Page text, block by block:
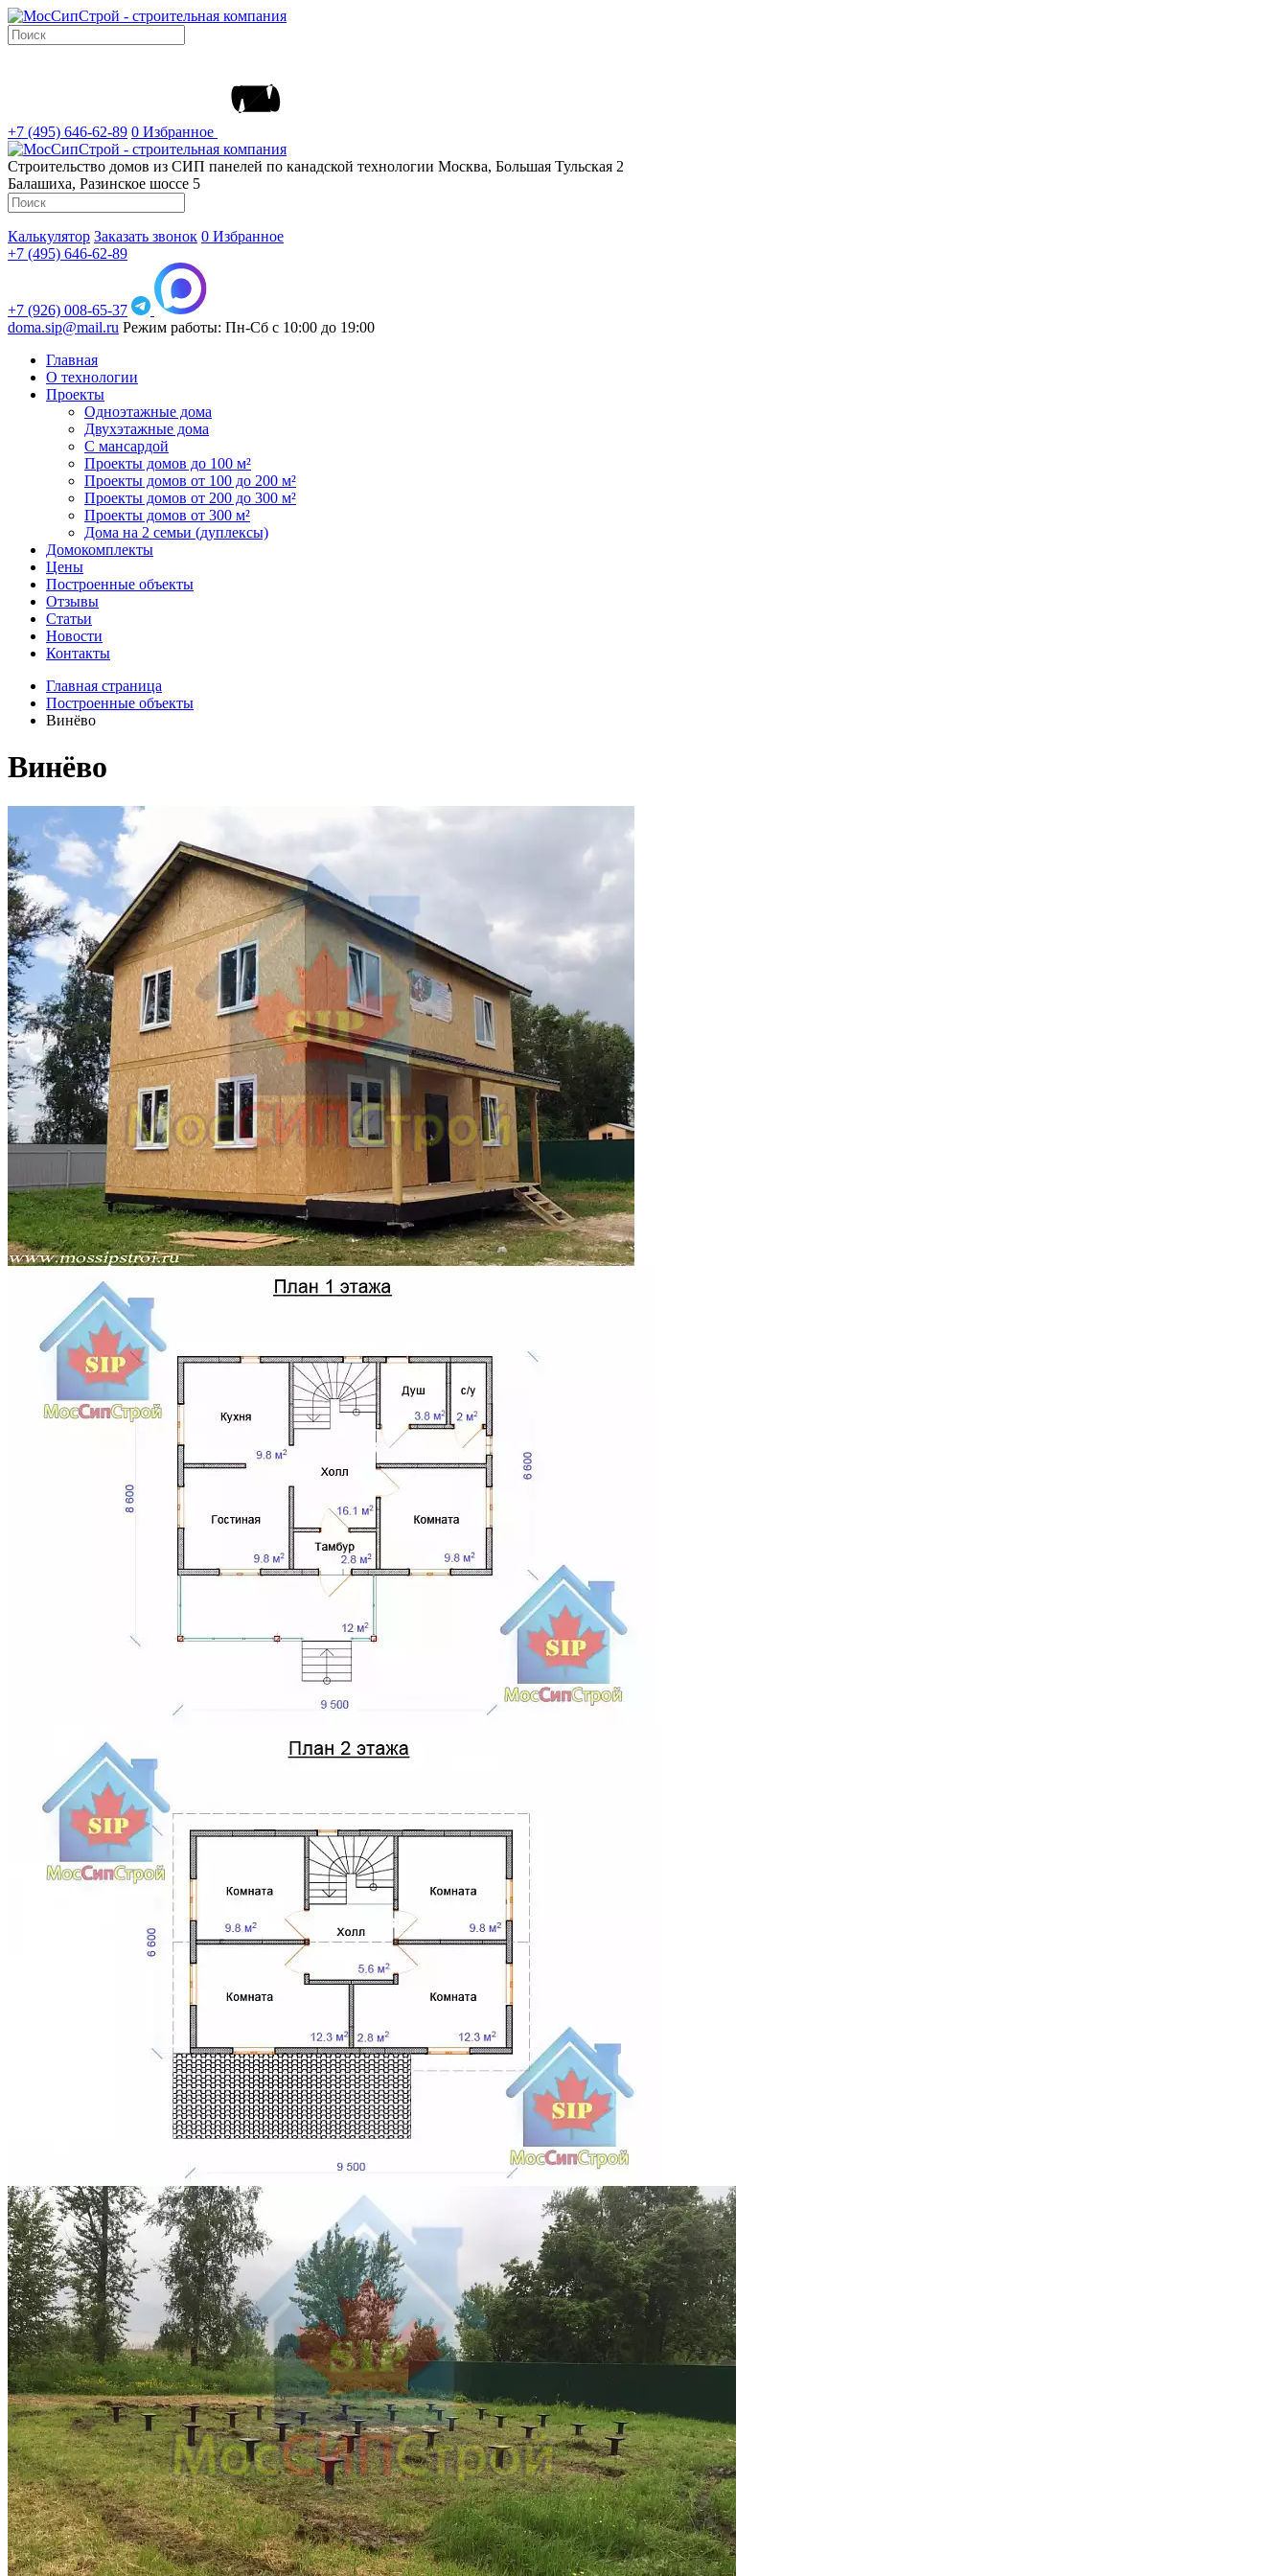
+7 (495) 646-62-89 0 Избранное
Строительство домов из СИП панелей по канадской технологии Москва, Большая Тульская 2
Балашиха, Разинское шоссе 5
Калькулятор Заказать звонок 0 Избранное
+7 (495) 646-62-89
+7 (926) 008-65-37
doma.sip@mail.ru Режим работы: Пн-Сб с 10:00 до 19:00
Главная
О технологии
Проекты
Одноэтажные дома
Двухэтажные дома
С мансардой
Проекты домов до 100 м²
Проекты домов от 100 до 200 м²
Проекты домов от 200 до 300 м²
Проекты домов от 300 м²
Дома на 2 семьи (дуплексы)
Домокомплекты
Цены
Построенные объекты
Отзывы
Статьи
Новости
Контакты
Главная страница
Построенные объекты
Винёво
Винёво